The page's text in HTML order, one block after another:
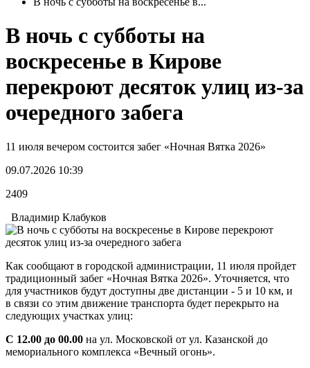
В ночь с субботы на
воскресенье в Кирове
перекроют десяток улиц из-за
очередного забега
11 июля вечером состоится забег «Ночная Вятка 2026»
09.07.2026 10:39
2409
Владимир Клабуков
Как сообщают в городской администрации, 11 июля пройдет
традиционный забег «Ночная Вятка 2026». Уточняется, что
для участников будут доступны две дистанции - 5 и 10 км, и
в связи со этим движение транспорта будет перекрыто на
следующих участках улиц:
С 12.00 до 00.00 на ул. Московской от ул. Казанской до
мемориального комплекса «Вечный огонь».